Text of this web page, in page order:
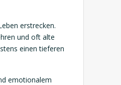
erstrecken.
und oft alte
einen tieferen
emotionalem